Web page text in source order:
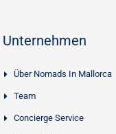
Unternehmen
Über Nomads In Mallorca
Team
Concierge Service